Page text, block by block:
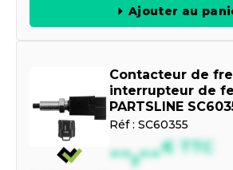
Ajouter au
Contacteur de
interrupteur de
PARTSLINE
Réf : SC60355
--,--€ TTC